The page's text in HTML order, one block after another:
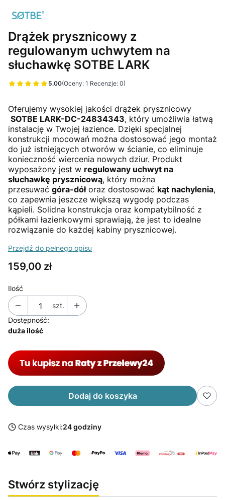
Drążek prysznicowy z
regulowanym uchwytem na
słuchawkę SOTBE LARK
5.00(Oceny: 1 Recenzje: 0)
Przejdź do sekcji Opinie
Oferujemy wysokiej jakości drążek prysznicowy
SOTBE LARK-DC-24834343, który umożliwia łatwą
instalację w Twojej łazience. Dzięki specjalnej
konstrukcji mocowań można dostosować jego montaż
do już istniejących otworów w ścianie, co eliminuje
konieczność wiercenia nowych dziur. Produkt
wyposażony jest w regulowany uchwyt na
słuchawkę prysznicową, który można
przesuwać góra-dółoraz dostosować kąt nachylenia,
co zapewnia jeszcze większą wygodę podczas
kąpieli. Solidna konstrukcja oraz kompatybilność z
półkami łazienkowymi sprawiają, że jest to idealne
rozwiązanie do każdej kabiny prysznicowej.
Przejdź do pełnego opisu
Cena
159,00 zł
Ilość
szt.
Dostępność:
duża ilość
Dodaj do koszyka
Czas wysyłki:24 godziny
Stwórz stylizację